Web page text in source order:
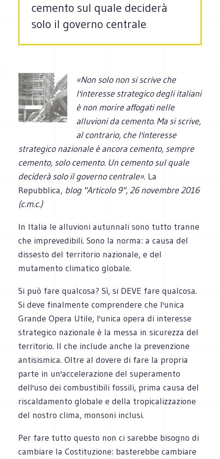
cemento sul quale deciderà
solo il governo centrale
«Non solo non si scrive che
l'interesse strategico degli italiani
è non morire affogati nelle
alluvioni da cemento. Ma si scrive,
al contrario, che l'interesse
strategico nazionale è ancora cemento, sempre
cemento, solo cemento. Un cemento sul quale
deciderà solo il governo centrale». La
Repubblica, blog "Articolo 9", 26 novembre 2016
(c.m.c.)
In Italia le alluvioni autunnali sono tutto tranne
che imprevedibili. Sono la norma: a causa del
dissesto del territorio nazionale, e del
mutamento climatico globale.
Si può fare qualcosa? Sì, si DEVE fare qualcosa.
Si deve finalmente comprendere che l'unica
Grande Opera Utile, l'unica opera di interesse
strategico nazionale è la messa in sicurezza del
territorio. Il che include anche la prevenzione
antisismica. Oltre al dovere di fare la propria
parte in un'accelerazione del superamento
dell'uso dei combustibili fossili, prima causa del
riscaldamento globale e della tropicalizzazione
del nostro clima, monsoni inclusi.
Per fare tutto questo non ci sarebbe bisogno di
cambiare la Costituzione: basterebbe cambiare